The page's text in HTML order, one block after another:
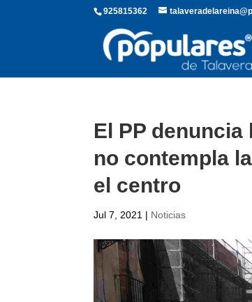
925815362
El PP
no contempla
el centro
Jul 7, 2021 | Noticias